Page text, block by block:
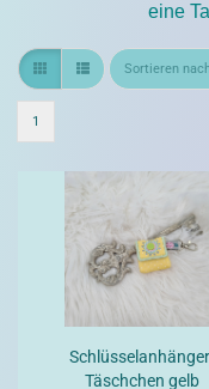
eine
Sortieren nach
Sortieren nach
1
Täschchen gelb